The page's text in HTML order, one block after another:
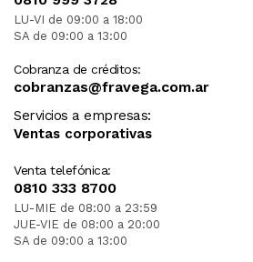
LU-VI de 09:00 a 18:00
SA de 09:00 a 13:00
Cobranza de créditos:
cobranzas@fravega.com.ar
Servicios a empresas:
Ventas corporativas
Venta telefónica:
0810 333 8700
LU-MIE de 08:00 a 23:59
JUE-VIE de 08:00 a 20:00
SA de 09:00 a 13:00